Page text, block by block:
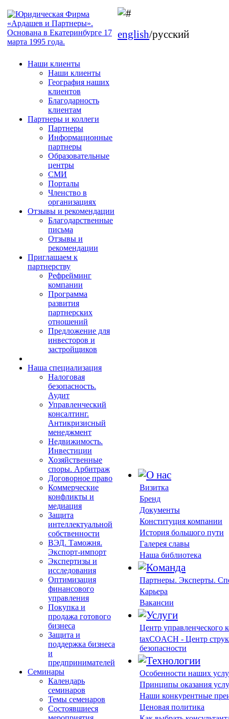
english/русский
Наши клиенты
Наши клиенты
География наших
клиентов
Благодарность
клиентам
Партнеры и коллеги
Партнеры
Информационные
партнеры
Образовательные
центры
СМИ
Порталы
Членство в
организациях
Отзывы и рекомендации
Благодарственные
письма
Отзывы и
рекомендации
Приглашаем к
партнерству
Рефрейминг
компании
Программа
развития
партнерских
отношений
Предложение для
инвесторов и
застройщиков
Наша специализация
Налоговая
безопасность.
Аудит
Управленческий
консалтинг.
Антикризисный
менеджмент
Недвижимость.
Инвестиции
Хозяйственные
споры. Арбитраж
Договорное право
Коммерческие
конфликты и
медиация
Защита
интеллектуальной
собственности
ВЭД. Таможня.
Экспорт-импорт
Экспертизы и
исследования
Оптимизация
финансового
управления
Покупка и
продажа готового
бизнеса
Защита и
поддержка бизнеса
и
предпринимателей
Семинары
Календарь
семинаров
Темы семенаров
Состоявшиеся
Визитка
Бренд
Документы
Конституция компании
История большого пути
Галерея славы
Наша библиотека
Партнеры. Эксперты.
Карьера
Вакансии
Центр управленческого
taxCOACH - Центр
безопасности
Особенности наших
Принципы оказания
Наши конкурентные
Ценовая политика